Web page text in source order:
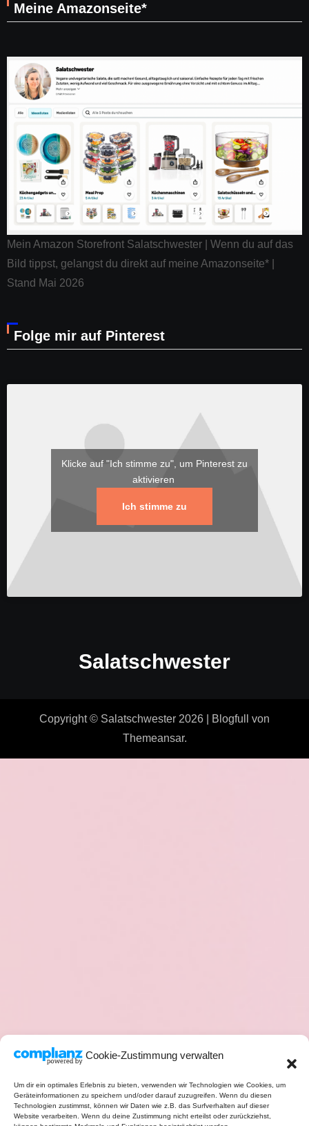
Cookie-Zustimmung verwalten
Um dir ein optimales Erlebnis zu bieten, verwenden wir Technologien wie Cookies, um
Geräteinformationen zu speichern und/oder darauf zuzugreifen. Wenn du diesen
Technologien zustimmst, können wir Daten wie z.B. das Surfverhalten auf dieser
Website verarbeiten. Wenn du deine Zustimmung nicht erteilst oder zurückziehst,
Meine Amazonseite*
Mein Amazon Storefront Salatschwester | Wenn du auf das
Bild tippst, gelangst du direkt auf meine Amazonseite* |
Stand Mai 2026
Folge mir auf Pinterest
Klicke auf "Ich stimme zu", um Pinterest zu
aktivieren
Ich stimme zu
Salatschwester
Copyright © Salatschwester 2026 Blogfull
von
Themeansar.